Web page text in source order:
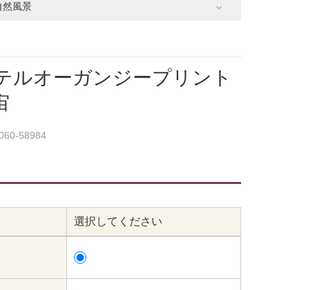
然風景
ルオーガンジープリント
58984
選択してください